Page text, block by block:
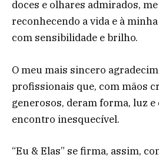
doces e olhares admirados,
reconhecendo a vida e à
com sensibilidade e brilho.
O meu mais sincero
profissionais que, com mãos
generosos, deram forma, luz e
encontro inesquecível.
“Eu & Elas” se firma, assim,